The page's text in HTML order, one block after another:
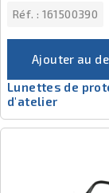
Réf. : 161500390
Ajouter au
Lunettes de
d'atelier